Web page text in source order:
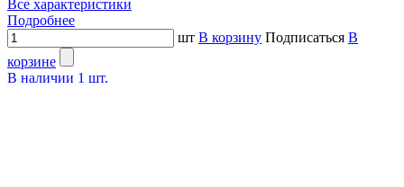
Все характеристики
Подробнее
шт В корзину Подписаться В
корзине
В наличии 1 шт.